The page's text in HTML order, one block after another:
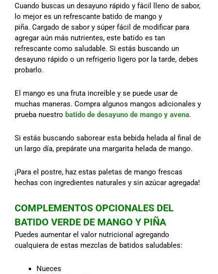
Cuando buscas un desayuno rápido y fácil lleno de sabor,
lo mejor es un refrescante batido de mango y
piña. Cargado de sabor y súper fácil de modificar para
agregar aún más nutrientes, este batido es tan
refrescante como saludable. Si estás buscando un
desayuno rápido o un refrigerio ligero por la tarde, debes
probarlo.
El mango es una fruta increíble y se puede usar de
muchas maneras. Compra algunos mangos adicionales y
prueba nuestro batido de desayuno de mango y avena.
Si estás buscando saborear esta bebida helada al final de
un largo día, prepárate una margarita helada de mango.
¡Para el postre, haz estas paletas de mango frescas
hechas con ingredientes naturales y sin azúcar agregada!
COMPLEMENTOS OPCIONALES DEL
BATIDO VERDE DE MANGO Y PIÑA
Puedes aumentar el valor nutricional agregando
cualquiera de estas mezclas de batidos saludables:
Nueces